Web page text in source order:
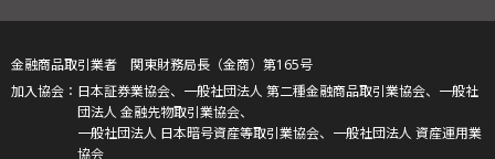
金融商品取引業者 関東財務局長（金商）第165号
日本証券業協会、一般社団法人 第二種金融商品取引業協会、一般社
団法人 金融先物取引業協会、
一般社団法人 日本暗号資産等取引業協会、一般社団法人 資産運用業
協会